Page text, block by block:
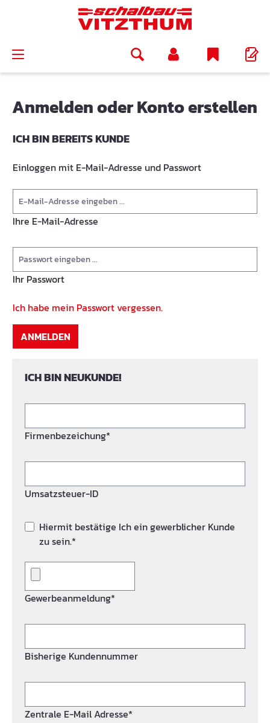
Anmelden oder Konto erstellen
ICH BIN BEREITS KUNDE
Einloggen mit E-Mail-Adresse und Passwort
Ihre E-Mail-Adresse
Ihr Passwort
Ich habe mein Passwort vergessen.
ANMELDEN
ICH BIN NEUKUNDE!
Firmenbezeichung*
Umsatzsteuer-ID
Hiermit bestätige Ich ein gewerblicher Kunde
zu sein.*
Gewerbeanmeldung*
Bisherige Kundennummer
Zentrale E-Mail Adresse*